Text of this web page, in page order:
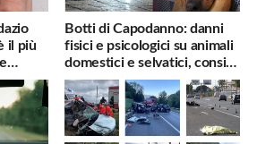
il più
Botti di Capodanno: danni
fisici e psicologici su animali
domestici e selvatici, consigli
utili